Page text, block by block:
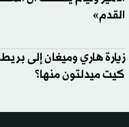
القدم»
زيارة هاري وميغان إلى
كيت ميدلتون منها؟